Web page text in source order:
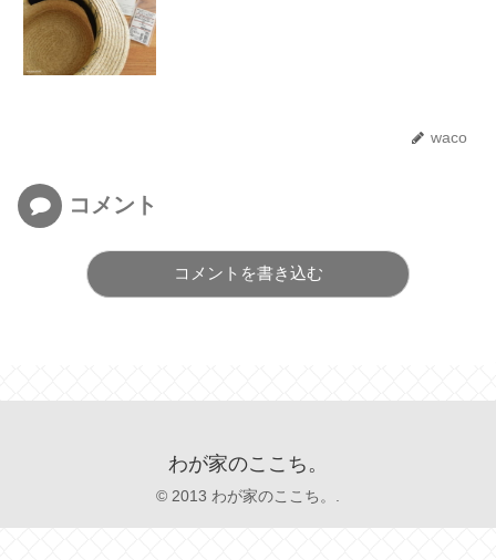
waco
コメント
コメントを書き込む
わが家のここち。
© 2013 わが家のここち。.